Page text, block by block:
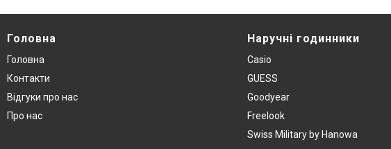
Головна
Головна
Контакти
Вiдгуки про нас
Про нас
Наручнi годинники
Casio
GUESS
Goodyear
Freelook
Swiss Military by Hanowa